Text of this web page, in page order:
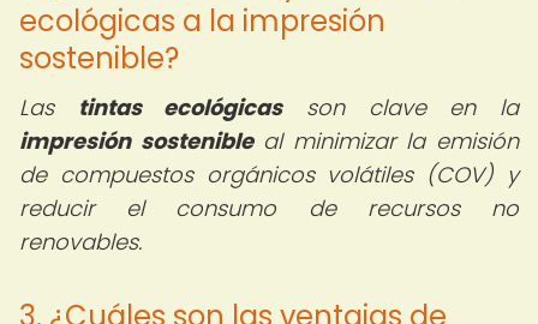
ecológicas a la impresión
sostenible?
Las tintas ecológicasson clave en la
impresión sostenibleal minimizar la emisión
de compuestos orgánicos volátiles (COV) y
reducir el consumo de recursos no
renovables.